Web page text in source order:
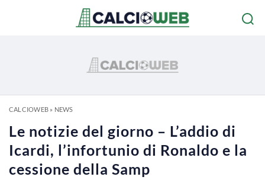
CALCIOWEB» NEWS
Le notizie del giorno – L’addio di
Icardi, l’infortunio di Ronaldo e la
cessione della Samp